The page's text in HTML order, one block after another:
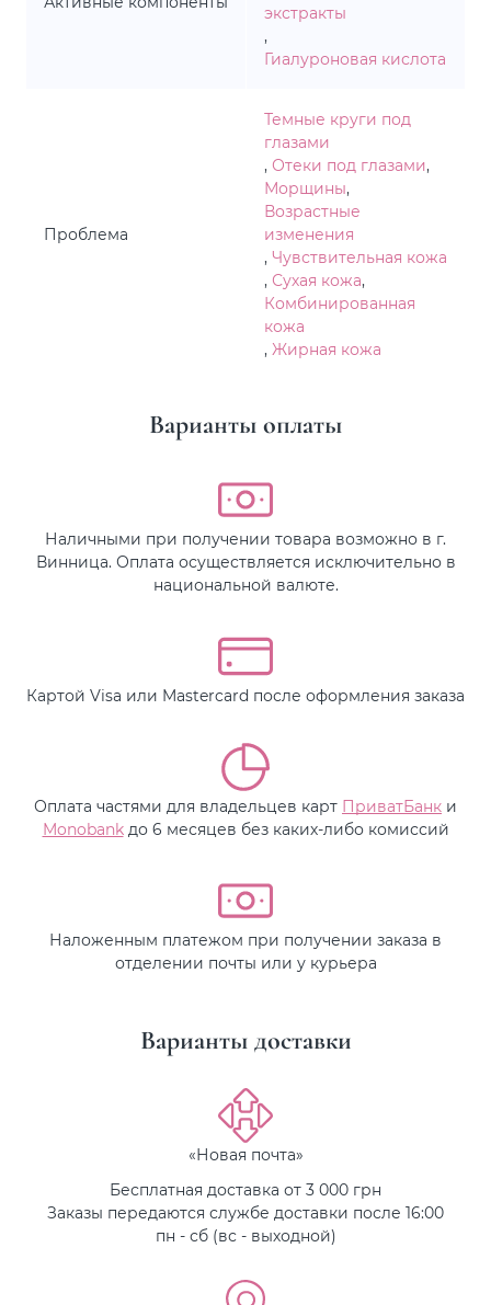
экстракты
,
Гиалуроновая кислота
Проблема
Темные круги под
глазами
, Отеки под глазами,
Морщины,
Возрастные
изменения
, Чувствительная кожа
, Сухая кожа,
Комбинированная
кожа
, Жирная кожа
Варианты оплаты
Наличными при получении товара возможно в г.
Винница. Оплата осуществляется исключительно в
национальной валюте.
Картой Visa или Mastercard после оформления заказа
Оплата частями для владельцев карт ПриватБанк и
Monobankдо 6 месяцев без каких-либо комиссий
Наложенным платежом при получении заказа в
отделении почты или у курьера
Варианты доставки
«Новая почта»
Бесплатная доставка от 3 000 грн
Заказы передаются службе доставки после 16:00
пн - сб (вс - выходной)